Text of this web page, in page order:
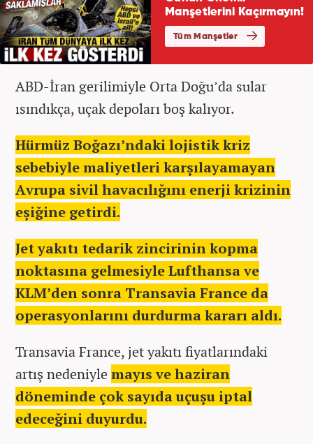
ABD-İran gerilimiyle Orta Doğu’da sular
ısındıkça, uçak depoları boş kalıyor.
Hürmüz Boğazı’ndaki lojistik kriz
sebebiyle maliyetleri karşılayamayan
Avrupa sivil havacılığını enerji krizinin
eşiğine getirdi.
Jet yakıtı tedarik zincirinin kopma
noktasına gelmesiyle Lufthansa ve
KLM’den sonra Transavia France da
operasyonlarını durdurma kararı aldı.
Transavia France, jet yakıtı fiyatlarındaki
artış nedeniyle mayıs ve haziran
döneminde çok sayıda uçuşu iptal
edeceğini duyurdu.